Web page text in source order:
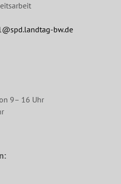
bw.de
9– 16 Uhr